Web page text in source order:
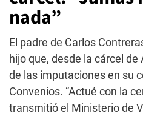
nada”
El padre de Carlos
hijo que, desde la cárcel
de las imputaciones en su
Convenios. “Actué con la
transmitió el Ministerio de